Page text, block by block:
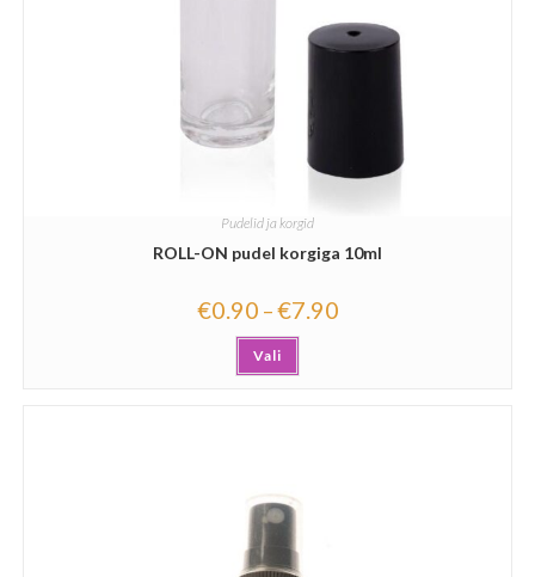
Pudelid ja korgid
ROLL-ON pudel korgiga 10ml
€0.90 –€7.90
Vali